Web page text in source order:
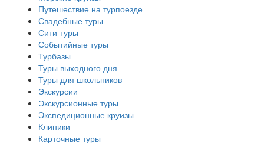
Путешествие на турпоезде
Свадебные туры
Сити-туры
Событийные туры
Турбазы
Туры выходного дня
Туры для школьников
Экскурсии
Экскурсионные туры
Экспедиционные круизы
Клиники
Карточные туры